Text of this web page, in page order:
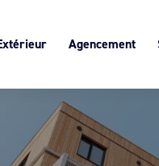
Agencement
Décor suspendu